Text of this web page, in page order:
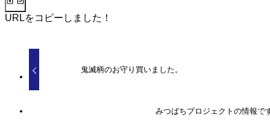
URLをコピーしました！
鬼滅柄のお守り買いました。
みつばちプロジェクトの情報で